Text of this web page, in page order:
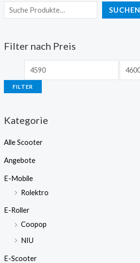
SUCHEN
Filter nach Preis
FILTER
Kategorie
Alle Scooter
Angebote
E-Mobile
Rolektro
E-Roller
Coopop
NIU
E-Scooter